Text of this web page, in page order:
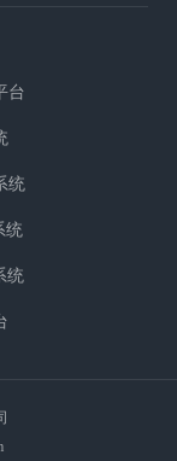
台
统
统
统